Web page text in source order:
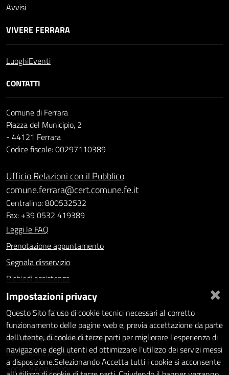
Avvisi
VIVERE FERRARA
LuoghiEventi
CONTATTI
Comune di Ferrara
Piazza del Municipio, 2
- 44121 Ferrara
Codice fiscale: 00297110389
Ufficio Relazioni con il Pubblico
comune.ferrara@cert.comune.fe.it
Centralino: 800532532
Fax: +39 0532 419389
Leggi le FAQ
Prenotazione appuntamento
Segnala disservizio
Richiedi assistenza
Statistiche dei Siti web
Intranet - accesso riservato
Amministrazione trasparente
Informativa privacy
Social Media Policy
×
Impostazioni privacy
Questo Sito fa uso di cookie tecnici necessari al corretto
funzionamento delle pagine web e, previa accettazione da parte
dell'utente, di cookie di terze parti per migliorare l'esperienza di
navigazione degli utenti ed ottimizzare l'utilizzo dei servizi messi
a disposizione.Selezionando Accetta tutti i cookie si acconsente